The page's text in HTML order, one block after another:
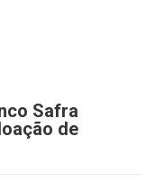
Safra
de